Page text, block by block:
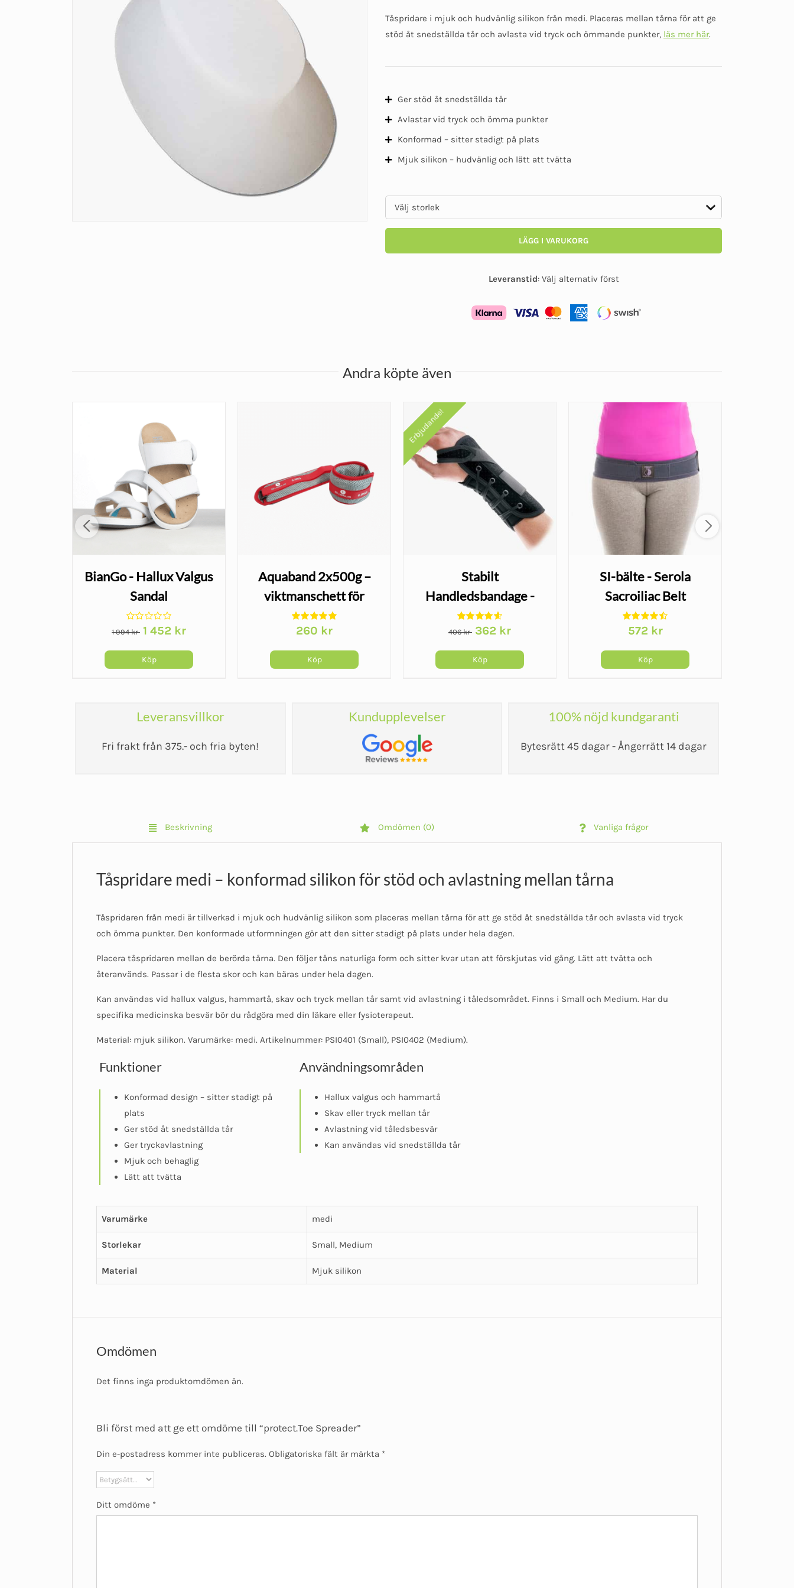
av
Tåspridare i mjuk och hudvänlig silikon från medi. Placeras mellan tårna för att ge
stöd åt snedställda tår och avlasta vid tryck och ömmande punkter, läs mer här.
Ger stöd åt snedställda tår
Avlastar vid tryck och ömma punkter
Konformad – sitter stadigt på plats
Mjuk silikon – hudvänlig och lätt att tvätta
LÄGG I VARUKORG
Leveranstid: Välj alternativ först
Andra köpte även
BianGo - Hallux Valgus
Sandal
1 994kr Det
priset
1 452 krDet
Köp
Aquaband 2x500g –
viktmanschett för
vattenträning
260 kr
Köp
Erbjudande!
Stabilt
Handledsbandage -
Wrist Lacer
406kr Det
priset
362 krDet
Köp
SI-bälte - Serola
Sacroiliac Belt
572 kr
Köp
Leveransvillkor
Fri frakt från 375.- och fria byten!
Kundupplevelser 100% nöjd kundgaranti
Bytesrätt 45 dagar - Ångerrätt 14 dagar
Beskrivning Omdömen (0) Vanliga frågor
Tåspridare medi – konformad silikon för stöd och avlastning mellan tårna
Tåspridaren från medi är tillverkad i mjuk och hudvänlig silikon som placeras mellan tårna för att ge stöd åt snedställda tår och avlasta vid tryck
och ömma punkter. Den konformade utformningen gör att den sitter stadigt på plats under hela dagen.
Placera tåspridaren mellan de berörda tårna. Den följer tåns naturliga form och sitter kvar utan att förskjutas vid gång. Lätt att tvätta och
återanvänds. Passar i de flesta skor och kan bäras under hela dagen.
Kan användas vid hallux valgus, hammartå, skav och tryck mellan tår samt vid avlastning i tåledsområdet. Finns i Small och Medium. Har du
specifika medicinska besvär bör du rådgöra med din läkare eller fysioterapeut.
Material: mjuk silikon. Varumärke: medi. Artikelnummer: PSI0401 (Small), PSI0402 (Medium).
Funktioner
Konformad design – sitter stadigt på
plats
Ger stöd åt snedställda tår
Ger tryckavlastning
Mjuk och behaglig
Lätt att tvätta
Användningsområden
Hallux valgus och hammartå
Skav eller tryck mellan tår
Avlastning vid tåledsbesvär
Kan användas vid snedställda tår
Varumärke medi
Storlekar Small, Medium
Material Mjuk silikon
Omdömen
Det finns inga produktomdömen än.
Bli först med att ge ett omdöme till “protect.Toe Spreader”
Din e-postadress kommer inte publiceras. Obligatoriska fält är märkta *
Ditt omdöme *